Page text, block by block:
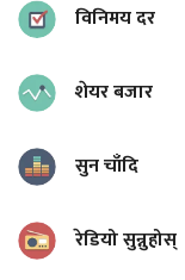
विनिमय दर
शेयर बजार
सुन चाँदि
रेडियो सुन्नुहोस्